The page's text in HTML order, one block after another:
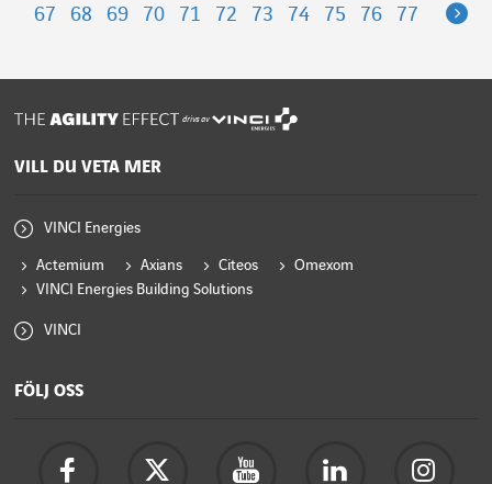
67
68 69 70 71 72 73 74 75 76 77
drivs av
VILL DU VETA MER
VINCI Energies
Actemium Axians Citeos
Omexom
VINCI Energies Building Solutions
VINCI
FÖLJ OSS